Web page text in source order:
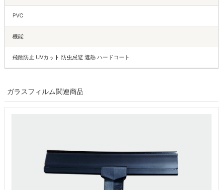
PVC
機能
飛散防止 UVカット 防虫忌避 遮熱 ハードコート
ガラスフィルム関連商品